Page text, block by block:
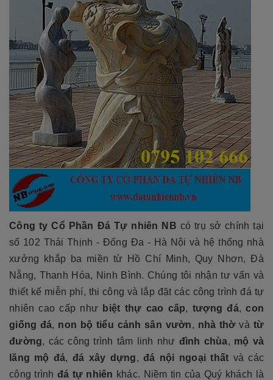
Công ty Cổ Phần Đá Tự nhiên NB có trụ sở chính tại
số 102 Thái Thịnh - Đống Đa - Hà Nội và hệ thống nhà
xưởng khắp ba miền từ Hồ Chí Minh, Quy Nhơn, Đà
Nẵng, Thanh Hóa, Ninh Bình. Chúng tôi nhận tư vấn và
thiết kế miễn phí, thi công và lắp đặt các công trình đá tự
nhiên cao cấp như
biệt thự cao cấp, tượng đá,con
giống đá, non bộ tiểu cảnh sân vườn, nhà thờvà từ
đường, các công trình tâm linh như đình chùa, mộ và
lăng mộ đá, đá xây dựng,đá nội ngoại thất và các
công trình đá tự nhiên khác. Niềm tin của Quý khách là